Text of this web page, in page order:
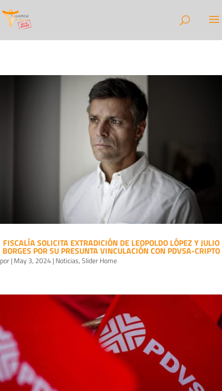
FISCALÍA SOLICITA EXTRADICIÓN DE LEOPOLDO LÓPEZ Y JULIO
BORGES POR SU PRESUNTA VINCULACIÓN CON PDVSA-CRIPTO
por| May 3, 2024| Noticias,Slider Home